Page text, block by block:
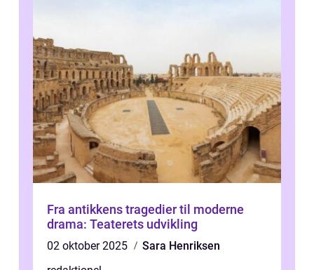
Fra antikkens tragedier til moderne
drama: Teaterets udvikling
02 oktober 2025
Sara Henriksen